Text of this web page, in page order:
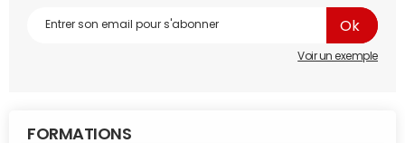
Voir un exemple
FORMATIONS